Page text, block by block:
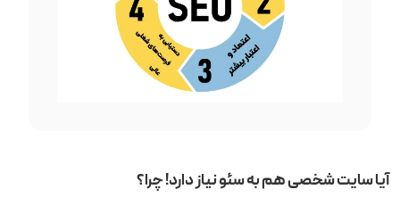
آیا سایت شخصی هم به سئو نیاز دارد! چرا؟